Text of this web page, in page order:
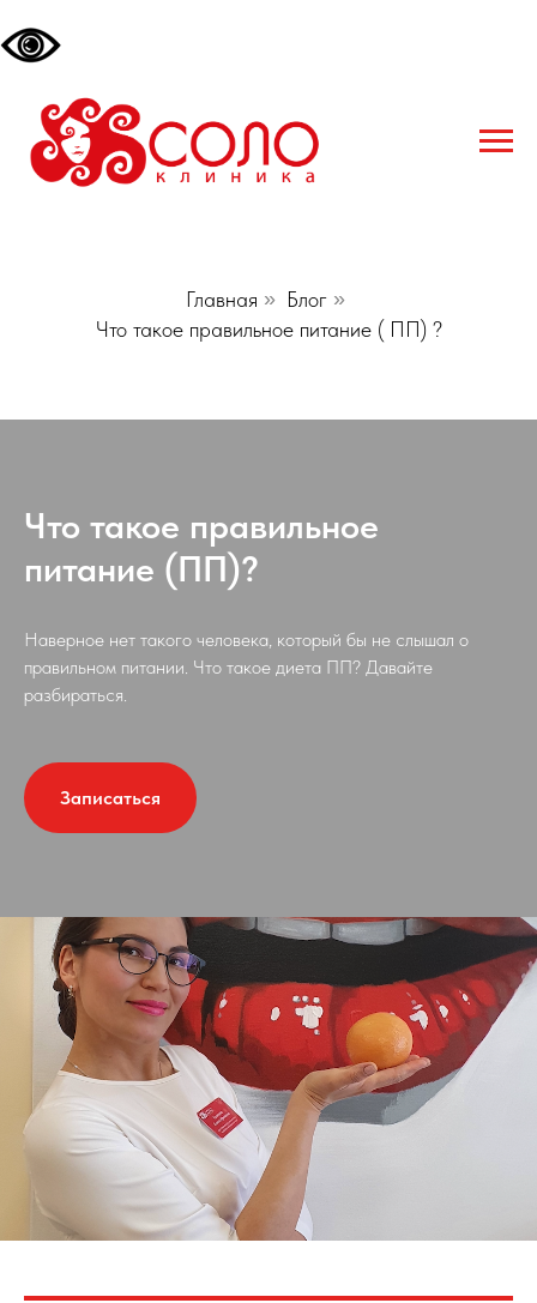
Главная » Блог »
Что такое правильное питание ( ПП) ?
Что такое правильное
питание (ПП)?
Наверное нет такого человека, который бы не слышал о
правильном питании. Что такое диета ПП? Давайте
разбираться.
Записаться